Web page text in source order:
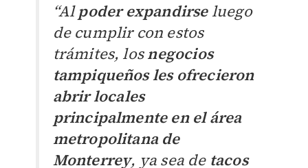
“Alpoder expandirseluego
de cumplir con estos
trámites, losnegocios
tampiqueños les ofrecieron
abrir locales
principalmente en el área
metropolitana de
Monterrey, ya sea de tacos